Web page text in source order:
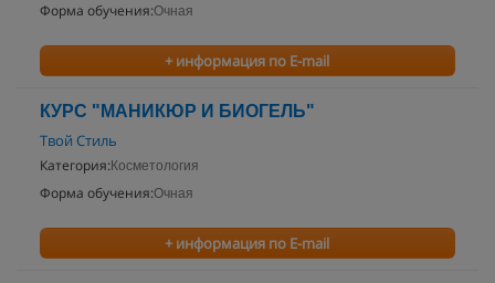
Форма обучения:Очная
+ информация по E-mail
КУРС "МАНИКЮР И БИОГЕЛЬ"
Твой Стиль
Категория: Косметология
Форма обучения:Очная
+ информация по E-mail